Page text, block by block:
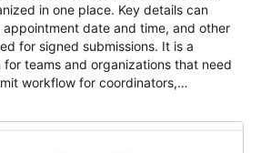
in one place. Key details can
date and time, and other
for signed submissions. It is a
for teams and organizations that need
workflow for coordinators,